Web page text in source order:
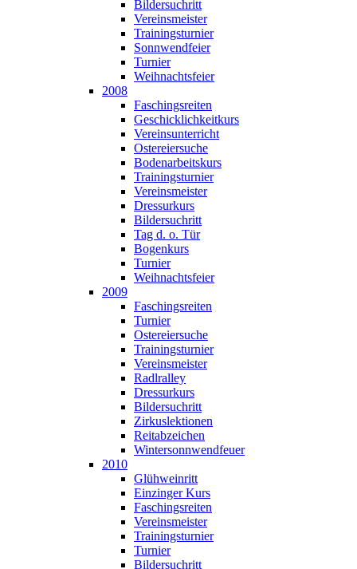
Bildersuchritt
Vereinsmeister
Trainingsturnier
Sonnwendfeier
Turnier
Weihnachtsfeier
2008
Faschingsreiten
Geschicklichkeitkurs
Vereinsunterricht
Ostereiersuche
Bodenarbeitskurs
Trainingsturnier
Vereinsmeister
Dressurkurs
Bildersuchritt
Tag d. o. Tür
Bogenkurs
Turnier
Weihnachtsfeier
2009
Faschingsreiten
Turnier
Ostereiersuche
Trainingsturnier
Vereinsmeister
Radlralley
Dressurkurs
Bildersuchritt
Zirkuslektionen
Reitabzeichen
Wintersonnwendfeuer
2010
Glühweinritt
Einzinger Kurs
Faschingsreiten
Vereinsmeister
Trainingsturnier
Turnier
Bildersuchritt